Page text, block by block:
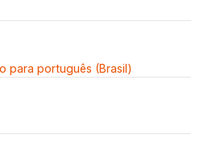
para português (Brasil)